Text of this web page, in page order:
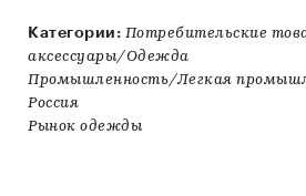
Категории: Потребительские
аксессуары/Одежда
Промышленность/Легкая
Россия
Рынок одежды